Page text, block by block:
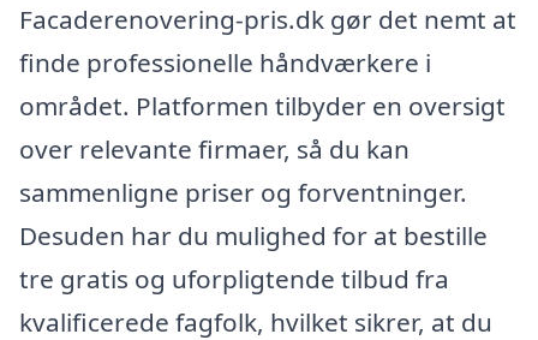
Facaderenovering-pris.dk gør det nemt at
finde professionelle håndværkere i
området. Platformen tilbyder en oversigt
over relevante firmaer, så du kan
sammenligne priser og forventninger.
Desuden har du mulighed for at bestille
tre gratis og uforpligtende tilbud fra
kvalificerede fagfolk, hvilket sikrer, at du